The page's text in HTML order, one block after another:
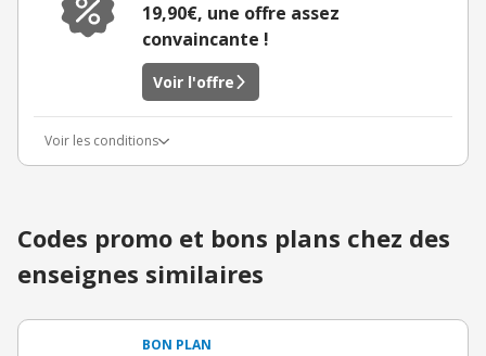
19,90€, une offre assez
convaincante !
Voir l'offre
Voir les conditions
Codes promo et bons plans chez des
enseignes similaires
BON PLAN